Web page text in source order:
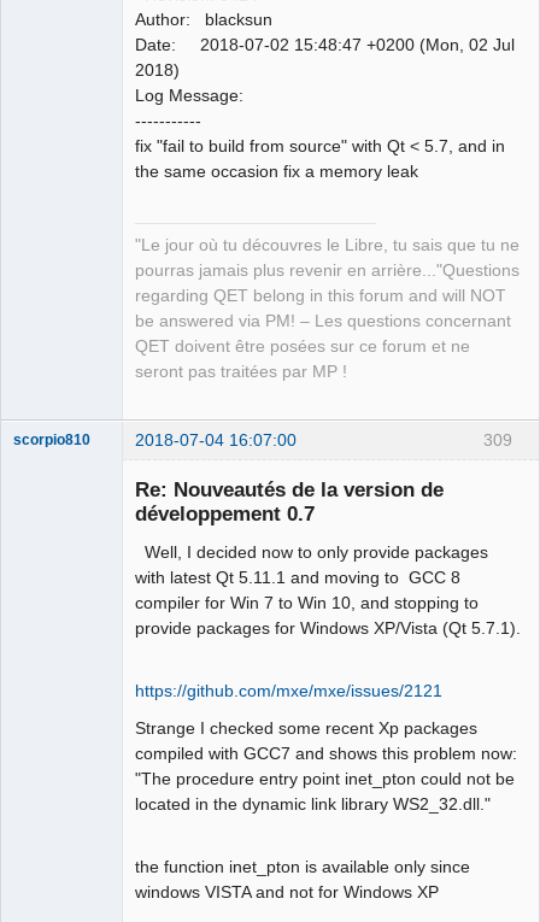
Author: blacksun
Date: 2018-07-02 15:48:47 +0200 (Mon, 02 Jul
2018)
Log Message:
-----------
fix "fail to build from source" with Qt < 5.7, and in
the same occasion fix a memory leak
"Le jour où tu découvres le Libre, tu sais que tu ne
pourras jamais plus revenir en arrière..."Questions
regarding QET belong in this forum and will NOT
be answered via PM! – Les questions concernant
QET doivent être posées sur ce forum et ne
seront pas traitées par MP !
309
scorpio810 2018-07-04 16:07:00
Re: Nouveautés de la version de
développement 0.7
Well, I decided now to only provide packages
with latest Qt 5.11.1 and moving to GCC 8
compiler for Win 7 to Win 10, and stopping to
provide packages for Windows XP/Vista (Qt 5.7.1).
https://github.com/mxe/mxe/issues/2121
Strange I checked some recent Xp packages
compiled with GCC7 and shows this problem now:
"The procedure entry point inet_pton could not be
located in the dynamic link library WS2_32.dll."
the function inet_pton is available only since
windows VISTA and not for Windows XP